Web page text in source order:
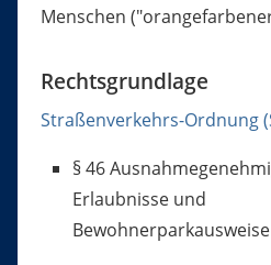
Menschen ("
Rechtsgrundlage
Straßenverkehrs-Ordnung
§ 46
Erlaubnisse und
Bewohnerparkausweise